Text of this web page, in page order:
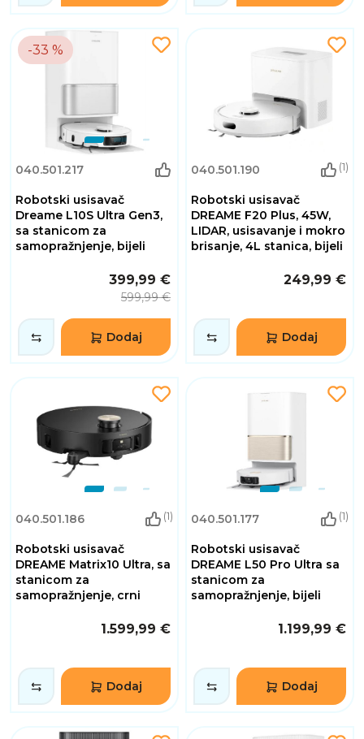
-33 %
040.501.217
Robotski usisavač
Dreame L10S Ultra Gen3,
sa stanicom za
samopražnjenje, bijeli
399,99 €
599,99 €
Dodaj
040.501.190 (1)
Robotski usisavač
DREAME F20 Plus, 45W,
LIDAR, usisavanje i mokro
brisanje, 4L stanica, bijeli
249,99 €
Dodaj
040.501.186 (1)
Robotski usisavač
DREAME Matrix10 Ultra, sa
stanicom za
samopražnjenje, crni
1.599,99 €
Dodaj
040.501.177 (1)
Robotski usisavač
DREAME L50 Pro Ultra sa
stanicom za
samopražnjenje, bijeli
1.199,99 €
Dodaj